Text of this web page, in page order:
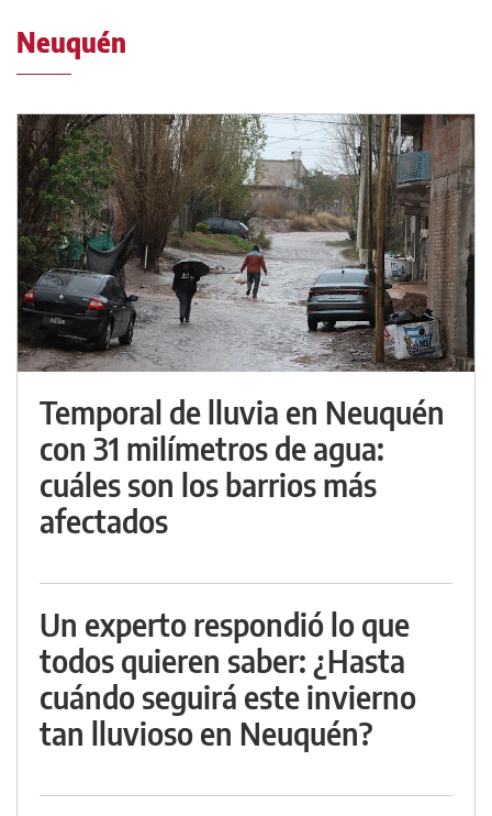
Neuquén
Temporal de lluvia en Neuquén
con 31 milímetros de agua:
cuáles son los barrios más
afectados
Un experto respondió lo que
todos quieren saber: ¿Hasta
cuándo seguirá este invierno
tan lluvioso en Neuquén?